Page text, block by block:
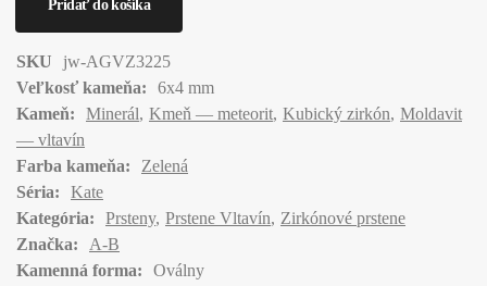
SKU
jw-AGVZ3225
Veľkosť kameňa:
6x4 mm
Kameň:
Minerál Kmeň — meteorit Kubický zirkón Moldavit
— vltavín
Farba kameňa:
Zelená
Séria:
Kate
Kategória:
Prsteny Prstene Vltavín
Zirkónové prstene
Značka:
A-B
Kamenná forma:
Oválny